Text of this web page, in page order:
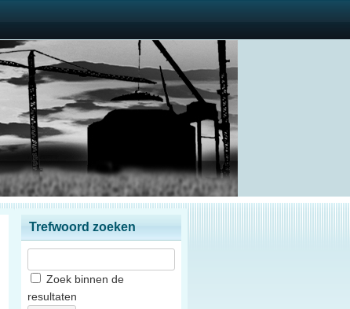
Trefwoord zoeken
Zoek binnen de
resultaten